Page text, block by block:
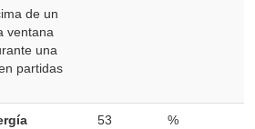
de un
ventana
una
partidas
53 %